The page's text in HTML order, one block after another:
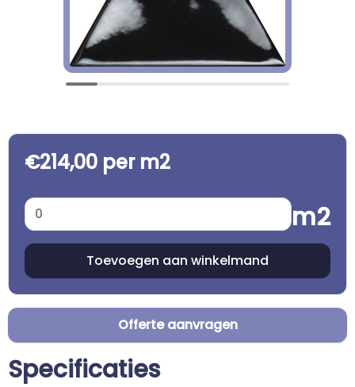
€214,00 per m2
m2
Offerte aanvragen
Specificaties